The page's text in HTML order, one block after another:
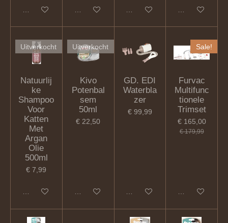
In winkelwagen In winkelwagen Houd mij op de hoogteIn winkelwagen
Uitverkocht
Natuurlij
ke
Shampoo
Voor
Katten
Met
Argan
Olie
500ml
€ 7,99
Houd mij op de hoogte
Uitverkocht
Kivo
Potenbal
sem
50ml
€ 22,50
Houd mij op de hoogte
GD. EDI
Waterbla
zer
€ 99,99
In winkelwagen
Sale!
Furvac
Multifunc
tionele
Trimset
€ 165,00
€ 179,99
In winkelwagen